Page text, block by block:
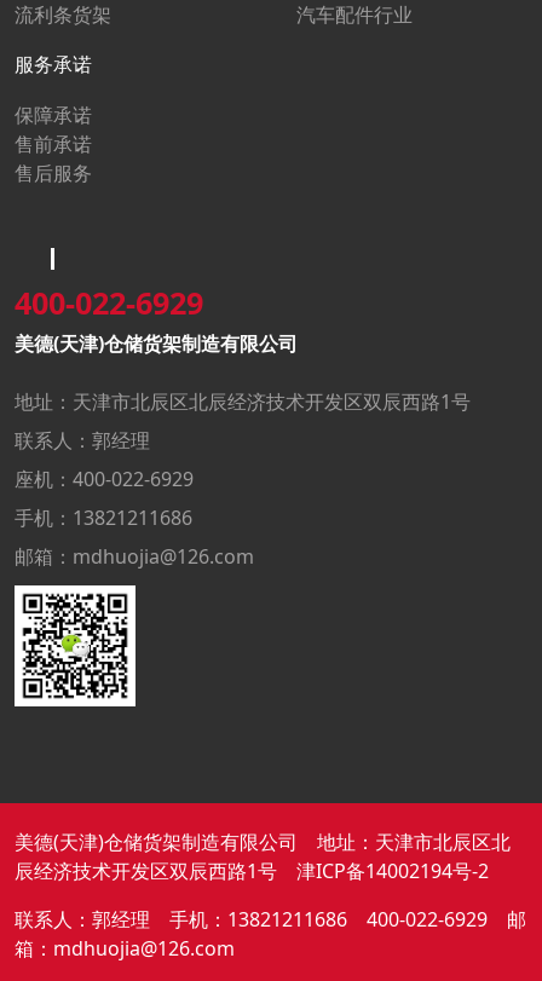
流利条货架
汽车配件行业
服务承诺
保障承诺
售前承诺
售后服务
400-022-6929
美德(天津)仓储货架制造有限公司
地址：天津市北辰区北辰经济技术开发区双辰西路1号
联系人：郭经理
座机：400-022-6929
手机：13821211686
邮箱：mdhuojia@126.com
美德(天津)仓储货架制造有限公司 地址：天津市北辰区北
辰经济技术开发区双辰西路1号 津ICP备14002194号-2
联系人：郭经理 手机：13821211686 400-022-6929 邮
箱：mdhuojia@126.com